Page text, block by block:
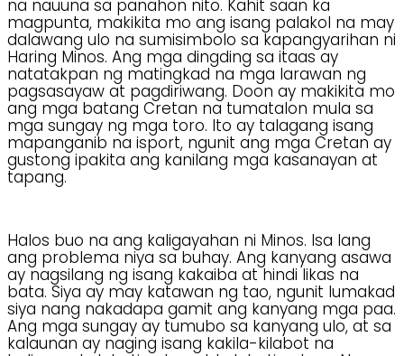
na nauuna sa panahon nito. Kahit saan ka
magpunta, makikita mo ang isang palakol na may
dalawang ulo na sumisimbolo sa kapangyarihan ni
Haring Minos. Ang mga dingding sa itaas ay
natatakpan ng matingkad na mga larawan ng
pagsasayaw at pagdiriwang. Doon ay makikita mo
ang mga batang Cretan na tumatalon mula sa
mga sungay ng mga toro. Ito ay talagang isang
mapanganib na isport, ngunit ang mga Cretan ay
gustong ipakita ang kanilang mga kasanayan at
tapang.
Halos buo na ang kaligayahan ni Minos. Isa lang
ang problema niya sa buhay. Ang kanyang asawa
ay nagsilang ng isang kakaiba at hindi likas na
bata. Siya ay may katawan ng tao, ngunit lumakad
siya nang nakadapa gamit ang kanyang mga paa.
Ang mga sungay ay tumubo sa kanyang ulo, at sa
kalaunan ay naging isang kakila-kilabot na